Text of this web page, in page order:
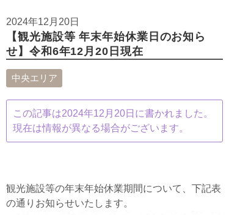
2024年12月20日
【観光施設等 年末年始休業日のお知ら
せ】令和6年12月20日現在
中央エリア
この記事は2024年12月20日に書かれました。
現在は情報が異なる場合がございます。
観光施設等の年末年始休業期間について、下記表
の通りお知らせいたします。